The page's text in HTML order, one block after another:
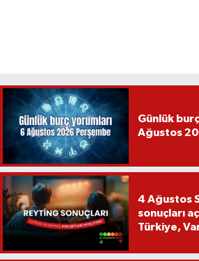
Günlük
Ağustos
4 Ağustos
sonuçları
Türkiye,